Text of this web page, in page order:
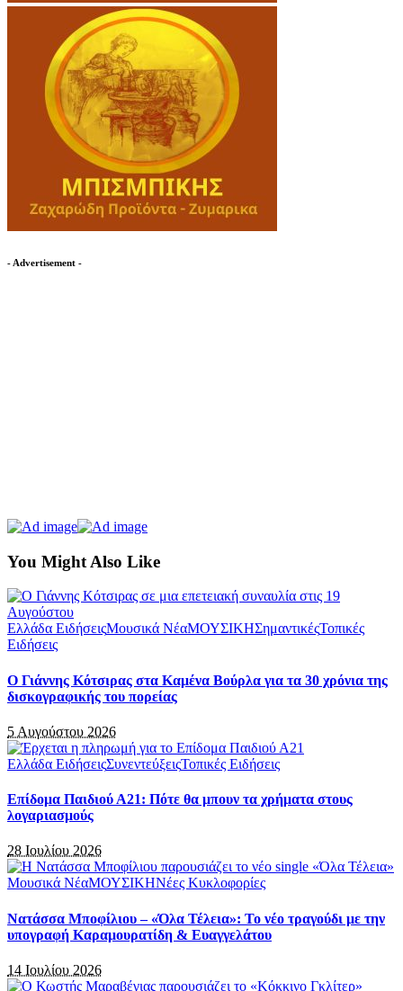
- Advertisement -
You Might Also Like
Ελλάδα ΕιδήσειςΜουσικά ΝέαΜΟΥΣΙΚΗΣημαντικέςΤοπικές
Ειδήσεις
Ο Γιάννης Κότσιρας στα Καμένα Βούρλα για τα 30 χρόνια της
δισκογραφικής του πορείας
5 Αυγούστου 2026
Ελλάδα ΕιδήσειςΣυνεντεύξειςΤοπικές Ειδήσεις
Επίδομα Παιδιού Α21: Πότε θα μπουν τα χρήματα στους
λογαριασμούς
28 Ιουλίου 2026
Μουσικά ΝέαΜΟΥΣΙΚΗΝέες Κυκλοφορίες
Νατάσσα Μποφίλιου – «Όλα Τέλεια»: Το νέο τραγούδι με την
υπογραφή Καραμουρατίδη & Ευαγγελάτου
14 Ιουλίου 2026